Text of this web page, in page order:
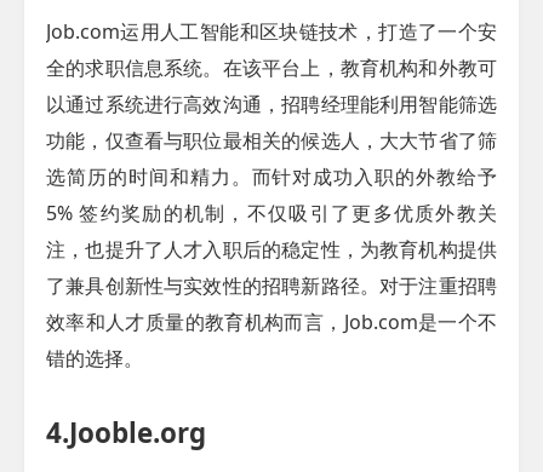
Job.com运用人工智能和区块链技术，打造了一个安
全的求职信息系统。在该平台上，教育机构和外教可
以通过系统进行高效沟通，招聘经理能利用智能筛选
功能，仅查看与职位最相关的候选人，大大节省了筛
选简历的时间和精力。而针对成功入职的外教给予
5% 签约奖励的机制，不仅吸引了更多优质外教关
注，也提升了人才入职后的稳定性，为教育机构提供
了兼具创新性与实效性的招聘新路径。对于注重招聘
效率和人才质量的教育机构而言，Job.com是一个不
错的选择。
4.Jooble.org